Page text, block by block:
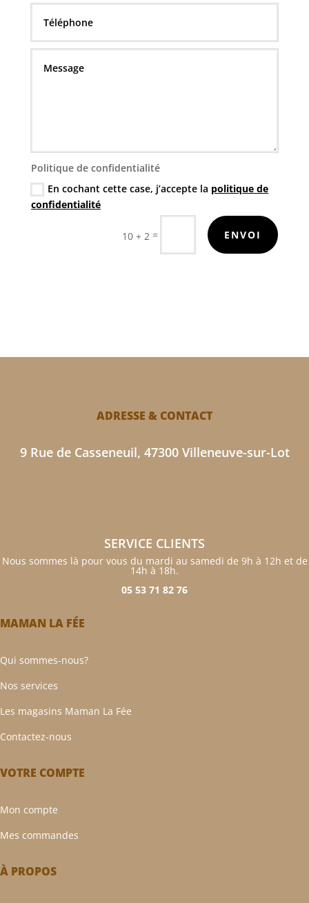
Politique de confidentialité
En cochant cette case, j’accepte la politique de
confidentialité
10 + 2 = ENVOI
ADRESSE & CONTACT
9 Rue de Casseneuil, 47300 Villeneuve-sur-Lot
SERVICE CLIENTS
Nous sommes là pour vous du mardi au samedi de 9h à 12h et de
14h à 18h.
05 53 71 82 76
MAMAN LA FÉE
Qui sommes-nous?
Nos services
Les magasins Maman La Fée
Contactez-nous
VOTRE COMPTE
Mon compte
Mes commandes
À PROPOS